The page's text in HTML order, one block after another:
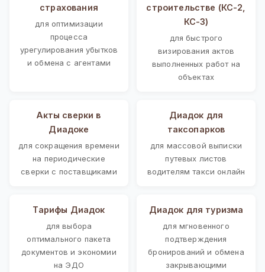
страхования
для оптимизации
процесса
урегулирования убытков
и обмена с агентами
строительстве (КС-2,
КС-3)
для быстрого
визирования актов
выполненных работ на
объектах
Акты сверки в
Диадоке
для сокращения времени
на периодические
сверки с поставщиками
Диадок для
таксопарков
для массовой выписки
путевых листов
водителям такси онлайн
Тарифы Диадок
для выбора
оптимального пакета
документов и экономии
на ЭДО
Диадок для туризма
для мгновенного
подтверждения
бронирований и обмена
закрывающими